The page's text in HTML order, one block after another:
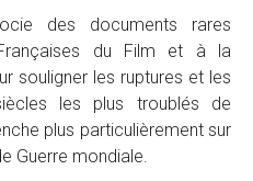
des documents rares
du Film et à la
souligner les ruptures et les
les plus troublés de
plus particulièrement sur
Guerre mondiale.